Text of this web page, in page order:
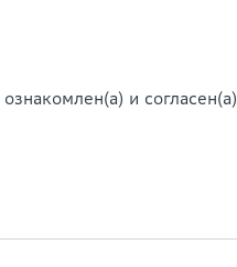
ознакомлен(а) и согласен(а)